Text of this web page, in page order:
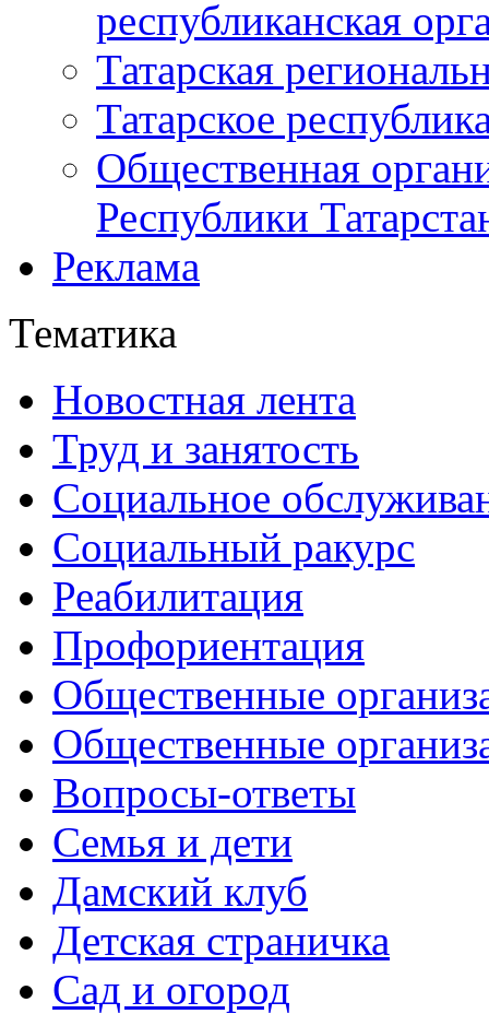
республиканская
Татарская
Татарское
Общественная
Республики
Реклама
Тематика
Новостная лента
Труд и занятость
Социальное
Социальный ракурс
Реабилитация
Профориентация
Общественные
Общественные
Вопросы-ответы
Семья и дети
Дамский клуб
Детская страничка
Сад и огород